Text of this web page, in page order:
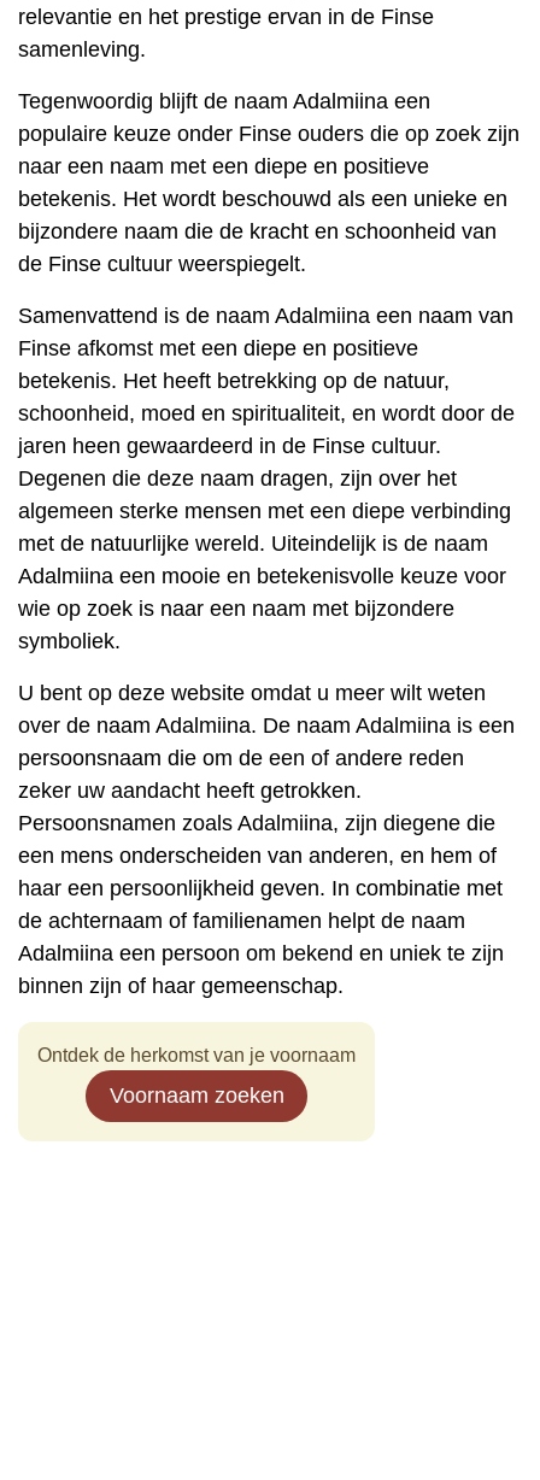
relevantie en het prestige ervan in de Finse
samenleving.
Tegenwoordig blijft de naam Adalmiina een
populaire keuze onder Finse ouders die op zoek zijn
naar een naam met een diepe en positieve
betekenis. Het wordt beschouwd als een unieke en
bijzondere naam die de kracht en schoonheid van
de Finse cultuur weerspiegelt.
Samenvattend is de naam Adalmiina een naam van
Finse afkomst met een diepe en positieve
betekenis. Het heeft betrekking op de natuur,
schoonheid, moed en spiritualiteit, en wordt door de
jaren heen gewaardeerd in de Finse cultuur.
Degenen die deze naam dragen, zijn over het
algemeen sterke mensen met een diepe verbinding
met de natuurlijke wereld. Uiteindelijk is de naam
Adalmiina een mooie en betekenisvolle keuze voor
wie op zoek is naar een naam met bijzondere
symboliek.
U bent op deze website omdat u meer wilt weten
over de naam Adalmiina. De naam Adalmiina is een
persoonsnaam die om de een of andere reden
zeker uw aandacht heeft getrokken.
Persoonsnamen zoals Adalmiina, zijn diegene die
een mens onderscheiden van anderen, en hem of
haar een persoonlijkheid geven. In combinatie met
de achternaam of familienamen helpt de naam
Adalmiina een persoon om bekend en uniek te zijn
binnen zijn of haar gemeenschap.
Ontdek de herkomst van je voornaam
Voornaam zoeken